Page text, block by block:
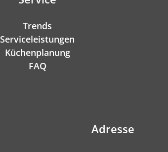
Trends
Serviceleistungen
Küchenplanung
FAQ
Adresse